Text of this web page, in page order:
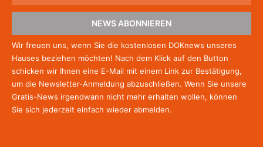
NEWS ABONNIEREN
Wir freuen uns, wenn Sie die kostenlosen DOKnews unseres
Hauses beziehen möchten! Nach dem Klick auf den Button
schicken wir Ihnen eine E-Mail mit einem Link zur Bestätigung,
um die Newsletter-Anmeldung abzuschließen. Wenn Sie unsere
Gratis-News irgendwann nicht mehr erhalten wollen, können
Sie sich jederzeit einfach wieder abmelden.